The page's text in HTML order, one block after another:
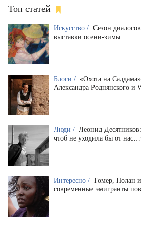
Топ статей
Искусство / Сезон
выставки осени-зимы
Блоги / «Охота на
Александра Роднянского и
Люди / Леонид
чтоб не уходила бы от
Интересно / Гомер, Нолан
современные эмигранты